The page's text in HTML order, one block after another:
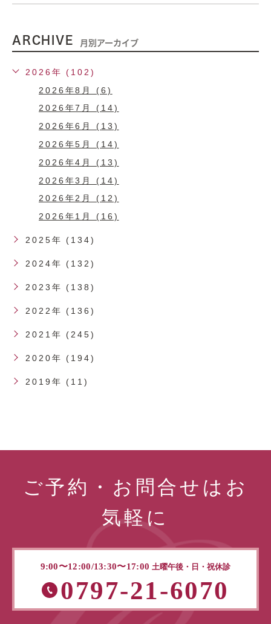
ARCHIVE 月別アーカイブ
2026年 (102)
2026年8月 (6)
2026年7月 (14)
2026年6月 (13)
2026年5月 (14)
2026年4月 (13)
2026年3月 (14)
2026年2月 (12)
2026年1月 (16)
2025年 (134)
2024年 (132)
2023年 (138)
2022年 (136)
2021年 (245)
2020年 (194)
2019年 (11)
ご予約・お問合せはお
気軽に
9:00〜12:00/13:30〜17:00 土曜午後・日・祝休診
0797-21-6070